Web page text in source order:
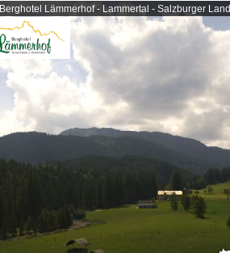
Berghotel Lämmerhof - Lammertal - Salzburger Land